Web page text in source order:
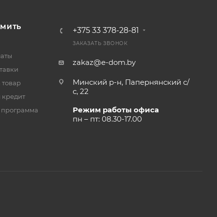
товар
кредит
программа
+375 33 378-28-81
ЗАКАЗАТЬ ЗВОНОК
zakaz@e-dom.by
Минский р-н, Папернянский с/
с, 22
Режим работы офиса
пн – пт: 08.30-17.00